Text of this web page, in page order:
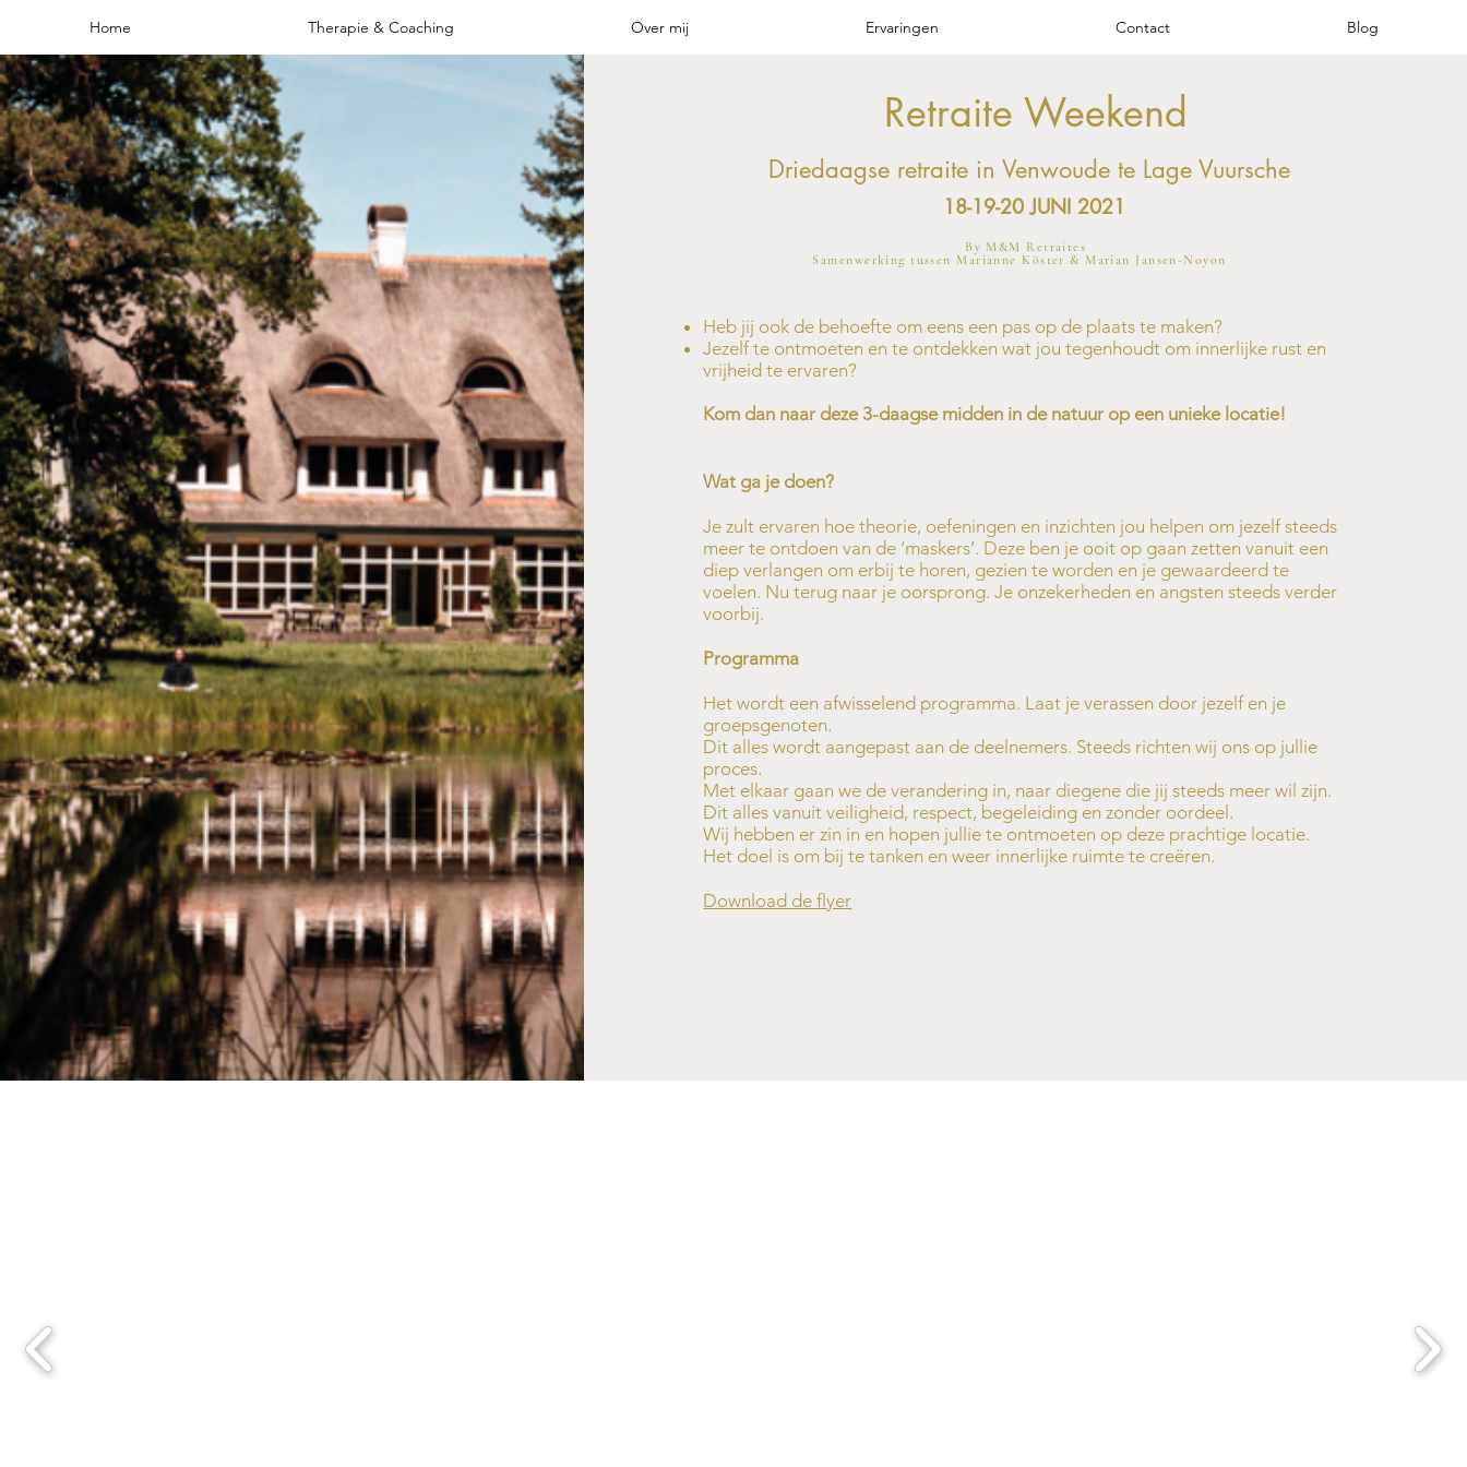
Home Therapie & Coaching Over mij Ervaringen Contact Blog
Retraite Weekend
Driedaagse retraite in Venwoude te Lage Vuursche
18-19-20 JUNI 2021
By M&M Retraites
Samenwerking tussen Marianne Köster & Marian Jansen-Noyon
Heb jij ook de behoefte om eens een pas op de plaats te maken?
Jezelf te ontmoeten en te ontdekken wat jou tegenhoudt om innerlijke rust en
vrijheid te ervaren?
Kom dan naar deze 3-daagse midden in de natuur op een unieke locatie!
Wat ga je doen?
Je zult ervaren hoe theorie, oefeningen en inzichten jou helpen om jezelf steeds
meer te ontdoen van de ‘maskers’. Deze ben je ooit op gaan zetten vanuit een
diep verlangen om erbij te horen, gezien te worden en je gewaardeerd te
voelen. Nu terug naar je oorsprong. Je onzekerheden en angsten steeds verder
voorbij.
Programma
Het wordt een afwisselend programma. Laat je verassen door jezelf en je
groepsgenoten.
Dit alles wordt aangepast aan de deelnemers. Steeds richten wij ons op jullie
proces.
Met elkaar gaan we de verandering in, naar diegene die jij steeds meer wil zijn.
Dit alles vanuit veiligheid, respect, begeleiding en zonder oordeel.
Wij hebben er zin in en hopen jullie te ontmoeten op deze prachtige locatie.
Het doel is om bij te tanken en weer innerlijke ruimte te creëren.
Download de flyer